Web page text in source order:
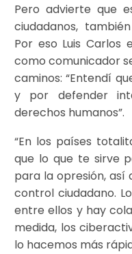
Pero advierte que
ciudadanos,
Por eso Luis Carlos
como comunicador
caminos: “Entendí
y por defender
derechos humanos”.
“En los países
que lo que te sirve
para la opresión, así
control ciudadano.
entre ellos y hay
medida, los
lo hacemos más